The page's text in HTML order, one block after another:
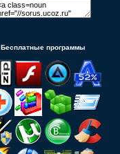
Бесплатные программы